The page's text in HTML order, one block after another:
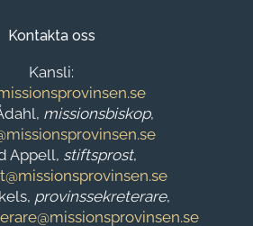
Kontakta oss
Kansli:
missionsbiskop,
Appell, stiftsprost,
provinssekreterare,